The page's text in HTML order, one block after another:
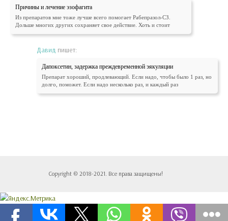
Причины и лечение эзофагита
Из препаратов мне тоже лучше всего помогает Рабепразол-СЗ.
Дольше многих других сохраняет свое действие. Хоть и стоит
Давид пишет:
Дапоксетин, задержка преждевременной эякуляции
Препарат хороший, продлевающий. Если надо, чтобы было 1 раз, но
долго, поможет. Если надо несколько раз, и каждый раз
Copyright © 2018-2021. Все права защищены!